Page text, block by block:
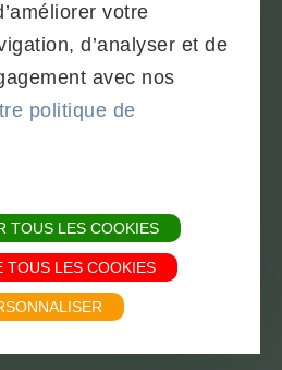
PARTENAIRES
CONDITIONS GÉNÉRALES
MENTIONS LÉGALES - SOBAC
POLITIQUE DE CONFIDENTIALITÉ
votre
d’analyser et de
avec nos
politique de
TOUS LES COOKIES
TOUS LES COOKIES